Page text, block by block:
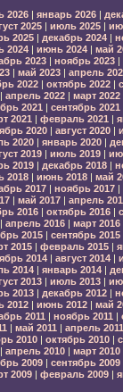
2026| январь 2026|
2025| июль 2025|
2025| декабрь 2024|
2024| июнь 2024| май
2023| ноябрь 2023|
| май 2023| апрель
2022| октябрь 2022|
апрель 2022| март 2022
2021 | сентябрь 2021
2021 | февраль 2021 |
2020| август 2020|
2020| январь 2020|
2019| июль 2019|
2019| декабрь 2018|
2018| июнь 2018| май
2017| ноябрь 2017|
| май 2017| апрель
2016| октябрь 2016|
апрель 2016| март 2016
2015| сентябрь 2015
2015| февраль 2015|
2014| август 2014|
2014| январь 2014|
2013| июль 2013|
2013| декабрь 2012|
2012| июнь 2012| май
2011 | ноябрь 2011 |
| май 2011 | апрель 2011
2010| октябрь 2010|
апрель 2010| март 2010
2009| сентябрь 2009
2009| февраль 2009|